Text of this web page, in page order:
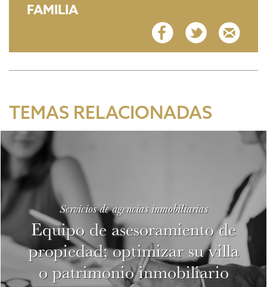
FAMILIA
TEMAS RELACIONADAS
Servicios de agencias inmobiliarias
Equipo de asesoramiento de
propiedad; optimizar su villa
o patrimonio inmobiliario